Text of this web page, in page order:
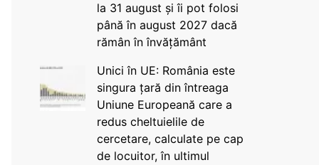
la 31 august și îi pot folosi
până în august 2027 dacă
rămân în învățământ
Unici în UE: România este
singura țară din întreaga
Uniune Europeană care a
redus cheltuielile de
cercetare, calculate pe cap
de locuitor, în ultimul